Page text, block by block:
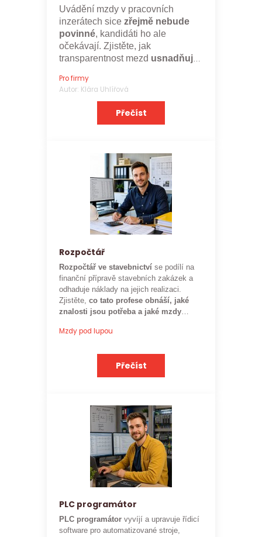
Uvádění mzdy v pracovních
inzerátech sice zřejmě nebude
povinné, kandidáti ho ale
očekávají. Zjistěte, jak
transparentnost mezd usnadňuje
zaměstnavatele.
Pro firmy
Autor: Klára Uhlířová
Přečíst
Rozpočtář
Rozpočtář ve stavebnictví se podílí na
finanční přípravě stavebních zakázek a
odhaduje náklady na jejich realizaci.
Zjistěte, co tato profese obnáší, jaké
znalosti jsou potřeba a jaké mzdy
očekávat.
Mzdy pod lupou
Přečíst
PLC programátor
PLC programátorvyvíjí a upravuje řídicí
software pro automatizované stroje,